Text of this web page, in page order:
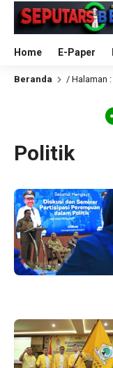
Home E-Paper
Beranda / Halaman :
Politik